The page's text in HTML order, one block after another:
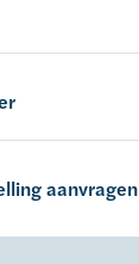
aanvragen